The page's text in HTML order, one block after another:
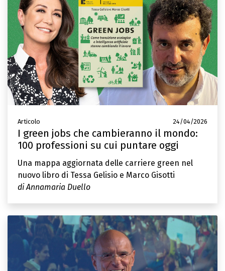
Articolo 24/04/2026
I green jobs che cambieranno il mondo:
100 professioni su cui puntare oggi
Una mappa aggiornata delle carriere green nel
nuovo libro di Tessa Gelisio e Marco Gisotti
di Annamaria Duello